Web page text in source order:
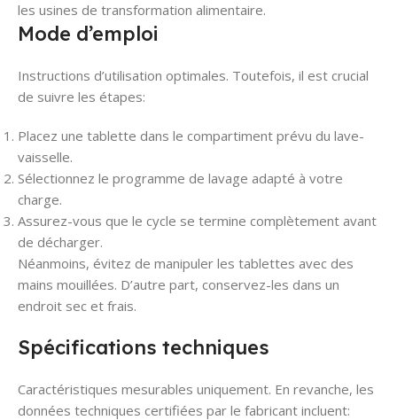
les usines de transformation alimentaire.
Mode d’emploi
Instructions d’utilisation optimales. Toutefois, il est crucial
de suivre les étapes:
Placez une tablette dans le compartiment prévu du lave-
vaisselle.
Sélectionnez le programme de lavage adapté à votre
charge.
Assurez-vous que le cycle se termine complètement avant
de décharger.
Néanmoins, évitez de manipuler les tablettes avec des
mains mouillées. D’autre part, conservez-les dans un
endroit sec et frais.
Spécifications techniques
Caractéristiques mesurables uniquement. En revanche, les
données techniques certifiées par le fabricant incluent: